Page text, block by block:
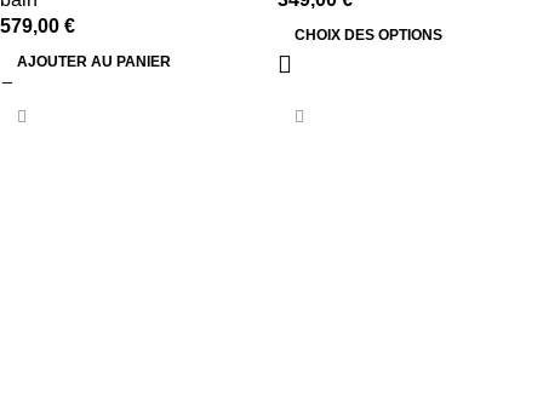
579,00 €
AJOUTER AU PANIER
CHOIX DES OPTIONS